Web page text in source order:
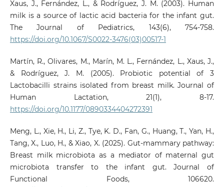
Xaus, J., Fernández, L., & Rodríguez, J. M. (2003). Human
milk is a source of lactic acid bacteria for the infant gut.
The Journal of Pediatrics, 143(6), 754-758.
https://doi.org/10.1067/S0022-3476(03)00517-1
Martín, R., Olivares, M., Marín, M. L., Fernández, L., Xaus, J.,
& Rodríguez, J. M. (2005). Probiotic potential of 3
Lactobacilli strains isolated from breast milk. Journal of
Human Lactation, 21(1), 8-17.
https://doi.org/10.1177/0890334404272391
Meng, L., Xie, H., Li, Z., Tye, K. D., Fan, G., Huang, T., Yan, H.,
Tang, X., Luo, H., & Xiao, X. (2025). Gut-mammary pathway:
Breast milk microbiota as a mediator of maternal gut
microbiota transfer to the infant gut. Journal of
Functional Foods, 106620.